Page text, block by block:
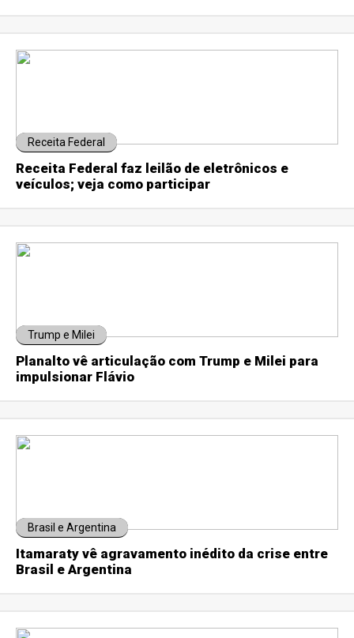
Receita Federal
Receita Federal faz leilão de eletrônicos e
veículos; veja como participar
Trump e Milei
Planalto vê articulação com Trump e Milei para
impulsionar Flávio
Brasil e Argentina
Itamaraty vê agravamento inédito da crise entre
Brasil e Argentina